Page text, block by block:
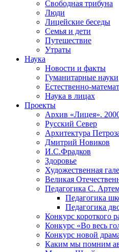
Свободная трибуна
Люди
Лицейские беседы
Семья и дети
Путешествие
Утраты
Наука
Новости и факты
Гуманитарные науки
Естественно-
Наука в лицах
Проекты
Архив «Лицея».
Русский Север
Архитектура
Дмитрий Новиков
И.С.Фрадков
Здоровье
Художественная
Великая
Педагогика С.
Педагогика
Педагогика
Конкурс короткого
Конкурс «Во весь
Конкурс новой
Каким мы помним